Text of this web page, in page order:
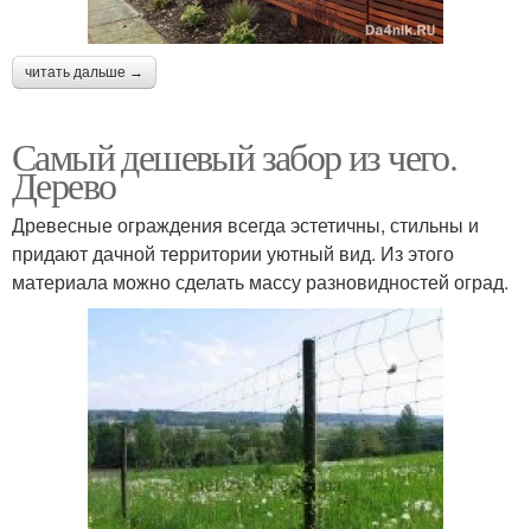
читать дальше →
Самый дешевый забор из чего.
Дерево
Древесные ограждения всегда эстетичны, стильны и
придают дачной территории уютный вид. Из этого
материала можно сделать массу разновидностей оград.